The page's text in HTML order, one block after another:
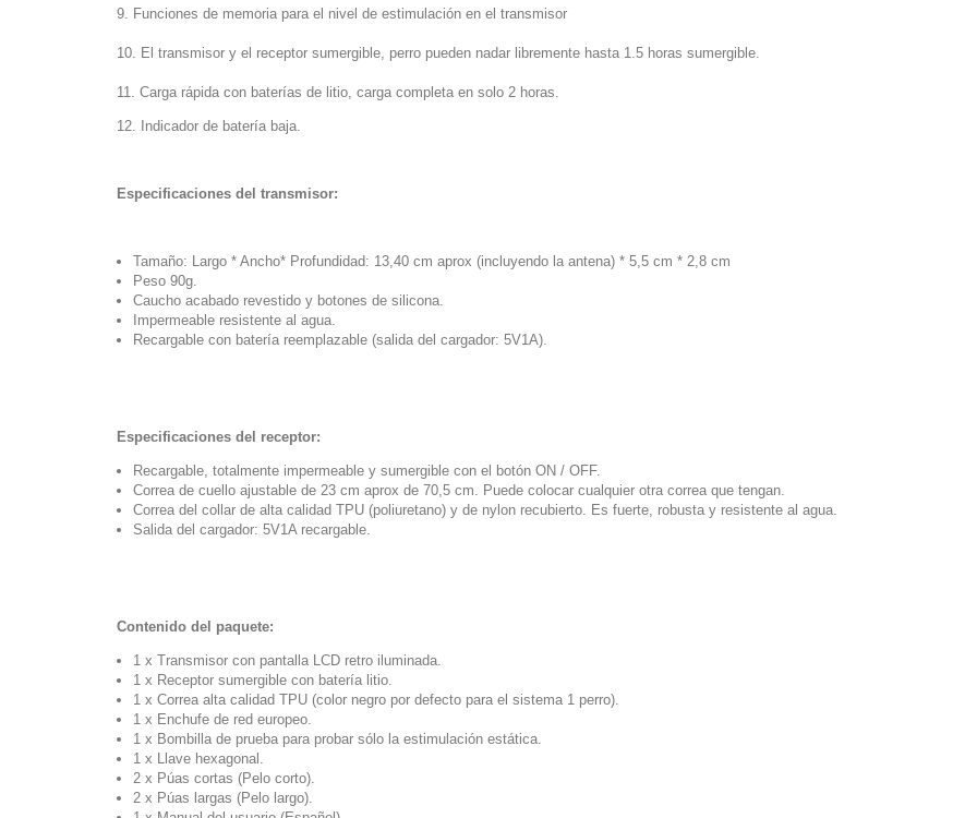
9. Funciones de memoria para el nivel de estimulación en el transmisor
10. El transmisor y el receptor sumergible, perro pueden nadar libremente hasta 1.5 horas sumergible.
11. Carga rápida con baterías de litio, carga completa en solo 2 horas.
12. Indicador de batería baja.
Especificaciones del transmisor:
Tamaño: Largo * Ancho* Profundidad: 13,40 cm aprox (incluyendo la antena) * 5,5 cm * 2,8 cm
Peso 90g.
Caucho acabado revestido y botones de silicona.
Impermeable resistente al agua.
Recargable con batería reemplazable (salida del cargador: 5V1A).
Especificaciones del receptor:
Recargable, totalmente impermeable y sumergible con el botón ON / OFF.
Correa de cuello ajustable de 23 cm aprox de 70,5 cm. Puede colocar cualquier otra correa que tengan.
Correa del collar de alta calidad TPU (poliuretano) y de nylon recubierto. Es fuerte, robusta y resistente al agua.
Salida del cargador: 5V1A recargable.
Contenido del paquete:
1 x Transmisor con pantalla LCD retro iluminada.
1 x Receptor sumergible con batería litio.
1 x Correa alta calidad TPU (color negro por defecto para el sistema 1 perro).
1 x Enchufe de red europeo.
1 x Bombilla de prueba para probar sólo la estimulación estática.
1 x Llave hexagonal.
2 x Púas cortas (Pelo corto).
2 x Púas largas (Pelo largo).